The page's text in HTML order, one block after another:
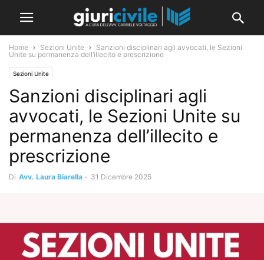
Home Sezioni Unite
Sanzioni disciplinari agli avvocati, le Sezioni
Unite su permanenza dell’illecito e prescrizione
Sezioni Unite
Sanzioni disciplinari agli
avvocati, le Sezioni Unite su
permanenza dell’illecito e
prescrizione
Di Avv. Laura Biarella - 31 Dicembre 2025